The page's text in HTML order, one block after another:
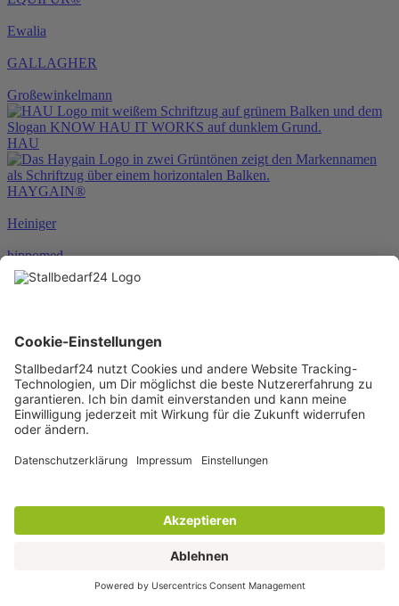
Ewalia
GALLAGHER
Großewinkelmann
HAU
HAYGAIN®
Heiniger
hippomed
HKM
HORSEWARE®
JOSERA
Karlie
KENTUCKY®
KERBL